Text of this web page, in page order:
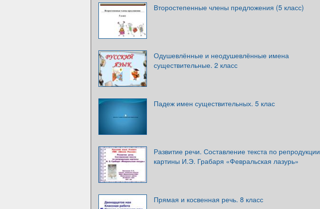
Второстепенные члены предложения (5 класс)
Одушевлённые и неодушевлённые имена
существительные. 2 класс
Падеж имен существительных. 5 клас
Развитие речи. Составление текста по репродукции
картины И.Э. Грабаря «Февральская лазурь»
Прямая и косвенная речь. 8 класс